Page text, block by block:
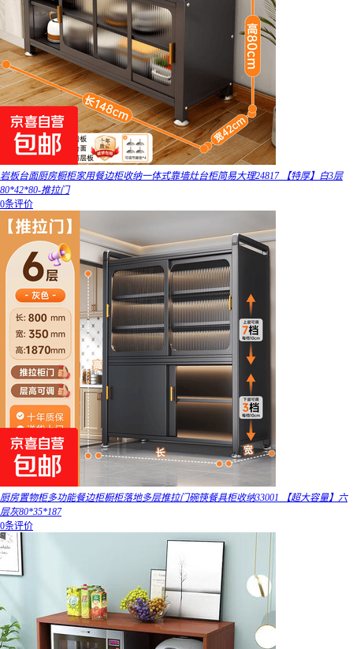
岩板台面厨房橱柜家用餐边柜收纳一体式靠墙灶台柜简易大理24817 【特厚】白3层
80*42*80-推拉门
0条评价
厨房置物柜多功能餐边柜橱柜落地多层推拉门碗筷餐具柜收纳33001 【超大容量】六
层灰80*35*187
0条评价